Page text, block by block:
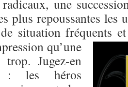
une
plus repoussantes les
de situation fréquents
qu’une
Jugez-en
: les héros